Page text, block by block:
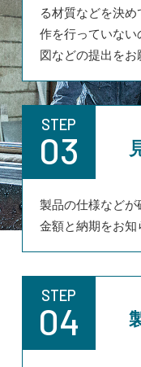
る材質などを決
作を行っていない
図などの提出をお
STEP
03
製品の仕様などが
金額と納期をお知
STEP
04